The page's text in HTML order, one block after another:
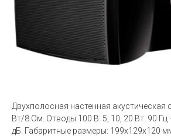
Двухполосная настенная акустическая
Вт/8 Ом. Отводы 100 В: 5, 10, 20 Вт. 90 Гц
дБ. Габаритные размеры: 199x129x120